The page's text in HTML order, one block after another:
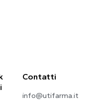
Contatti
info@utifarma.it